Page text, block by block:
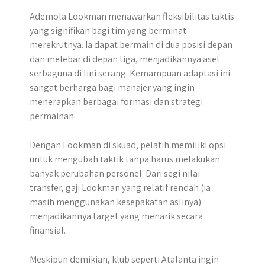
Ademola Lookman menawarkan fleksibilitas taktis
yang signifikan bagi tim yang berminat
merekrutnya. Ia dapat bermain di dua posisi depan
dan melebar di depan tiga, menjadikannya aset
serbaguna di lini serang. Kemampuan adaptasi ini
sangat berharga bagi manajer yang ingin
menerapkan berbagai formasi dan strategi
permainan.
Dengan Lookman di skuad, pelatih memiliki opsi
untuk mengubah taktik tanpa harus melakukan
banyak perubahan personel. Dari segi nilai
transfer, gaji Lookman yang relatif rendah (ia
masih menggunakan kesepakatan aslinya)
menjadikannya target yang menarik secara
finansial.
Meskipun demikian, klub seperti Atalanta ingin